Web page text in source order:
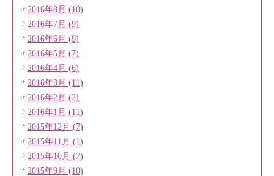
2016年8月 (10)
2016年7月 (9)
2016年6月 (9)
2016年5月 (7)
2016年4月 (6)
2016年3月 (11)
2016年2月 (2)
2016年1月 (11)
2015年12月 (7)
2015年11月 (1)
2015年10月 (7)
2015年9月 (10)